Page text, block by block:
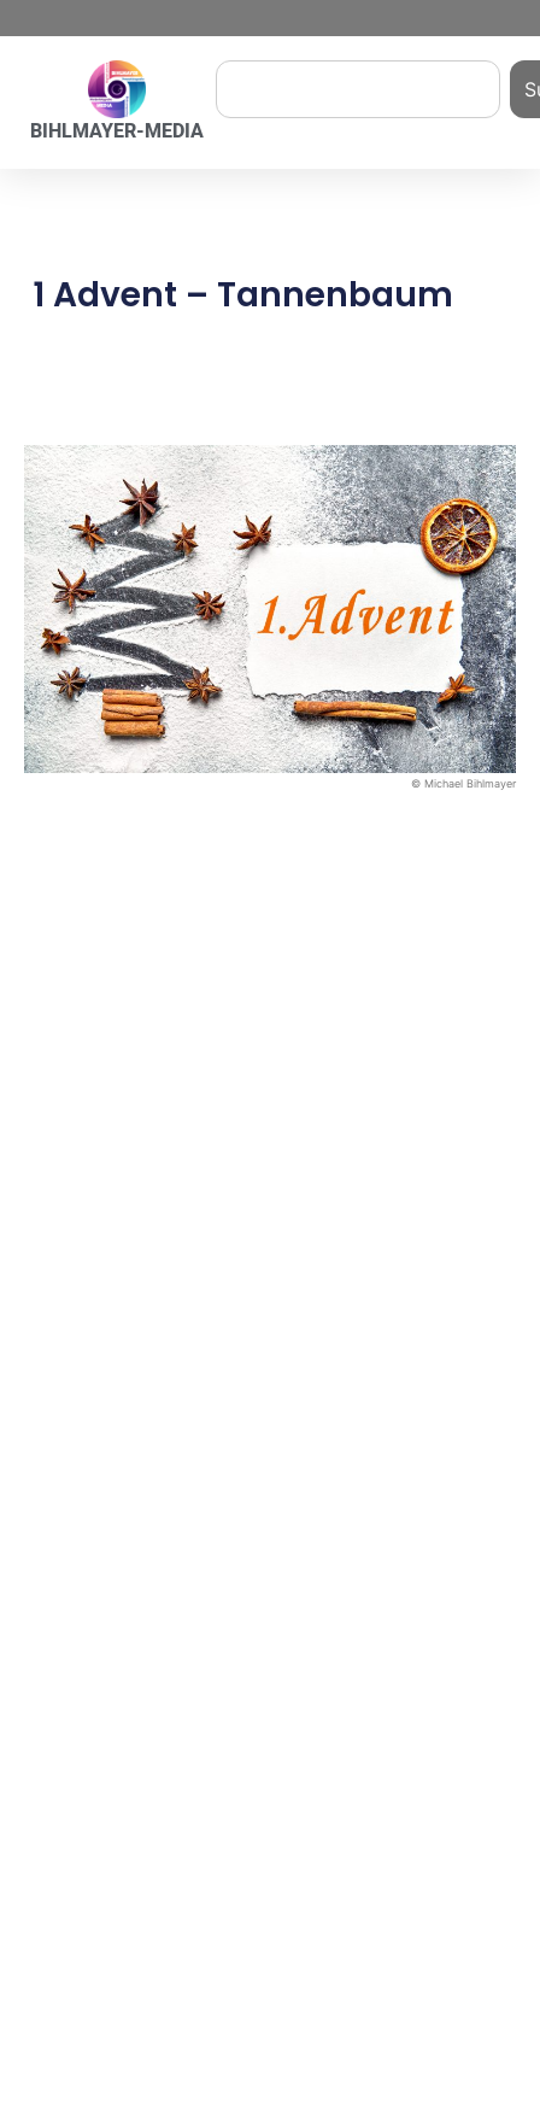
BIHLMAYER-MEDIA
1 Advent – Tannenbaum
© Michael Bihlmayer